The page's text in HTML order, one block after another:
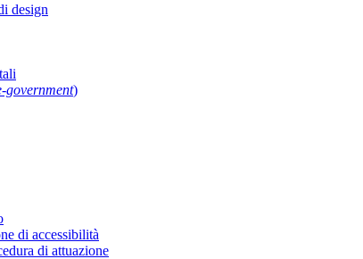
design
government)
di accessibilità
di attuazione